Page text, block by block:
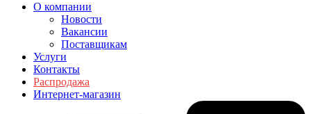
О компании
Новости
Вакансии
Поставщикам
Услуги
Контакты
Распродажа
Интернет-магазин